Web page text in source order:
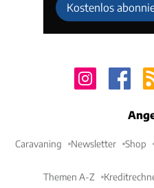
Kostenlos
Caravaning Newsletter Shop
Themen A-Z